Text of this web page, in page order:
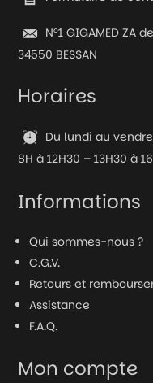
or
N°1 GIGAMED ZA
34550 BESSAN
Horaires
Du lundi au
8H à 12H30 – 13H30 à
Informations
Qui sommes-nous ?
C.G.V.
Retours et
Assistance
F.A.Q.
Mon compte